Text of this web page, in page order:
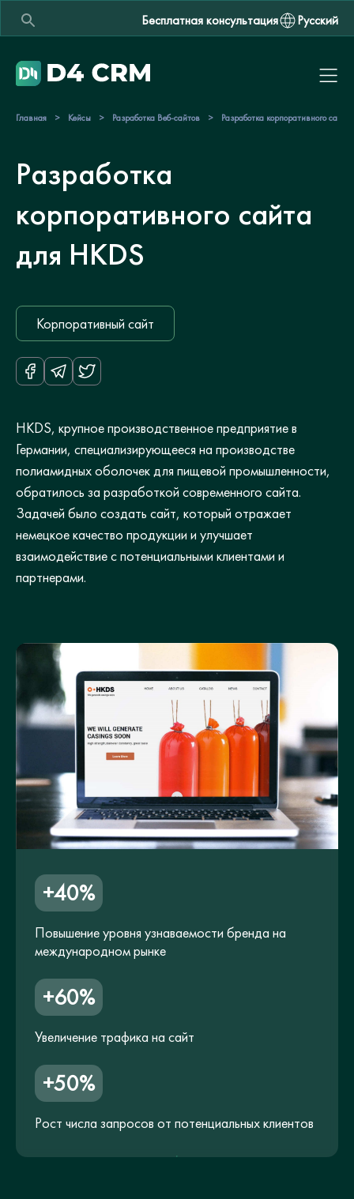
Бесплатная консультация Русский
Главная > Кейсы > Разработка Веб-сайтов > Разработка корпоративного
Разработка
корпоративного сайта
для HKDS
Корпоративный сайт
HKDS, крупное производственное предприятие в
Германии, специализирующееся на производстве
полиамидных оболочек для пищевой промышленности,
обратилось за разработкой современного сайта.
Задачей было создать сайт, который отражает
немецкое качество продукции и улучшает
взаимодействие с потенциальными клиентами и
партнерами.
+40%
Повышение уровня узнаваемости бренда на
международном рынке
+60%
Увеличение трафика на сайт
+50%
Рост числа запросов от потенциальных клиентов